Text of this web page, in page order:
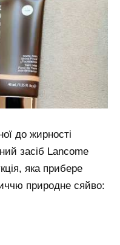
до жирності
засіб Lancome
яка прибере
природне сяйво: